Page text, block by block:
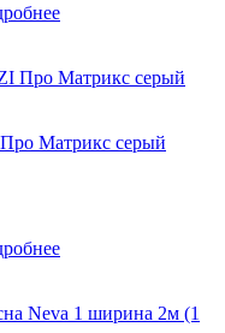
Матрикс серый